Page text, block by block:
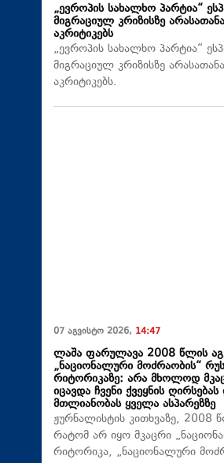
„ევროპის სახალხო პარტია“
მიგრაციულ კრიზისზე
აკრიტიკებს
„ევროპის სახალხო პარტია“
მიგრაციულ კრიზისზე
აკრიტიკებს.
07 აგვისტო 2026, 14:47
ლაშა ფარულავა 2008 წლის
„ნაციონალური მოძრაობის“
რიტორიკაზე: არა მხოლოდ
იცავდა ჩვენი ქვეყნის
მთლიანობას ყველა ასპარეზზე
ჟურნალისტის კითხვაზე, 2008
რატომ არ იყო მკაცრი
რიტორიკა, „ნაციონალური